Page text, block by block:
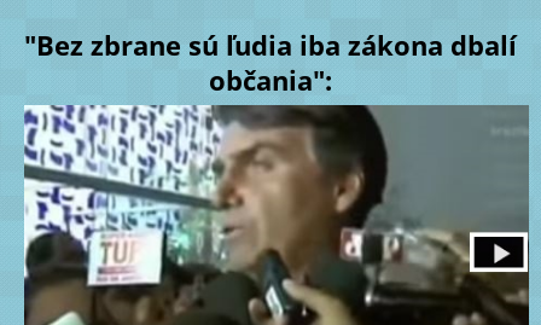
"Bez zbrane sú ľudia iba zákona dbalí
občania":